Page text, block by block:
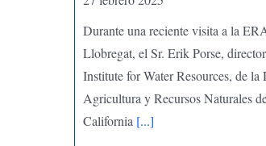
Durante una reciente visita a la
Llobregat, el Sr. Erik Porse,
Institute for Water Resources, de
Agricultura y Recursos Naturales
California [...]